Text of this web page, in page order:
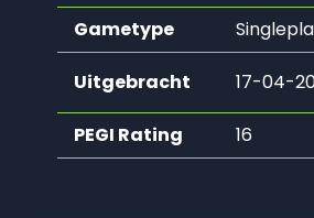
Gametype
Uitgebracht 17-04-
PEGI Rating 16